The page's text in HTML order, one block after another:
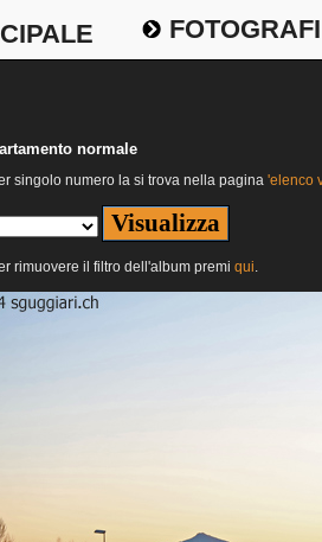
normale
singolo numero la si trova nella pagina 'elenco
rimuovere il filtro dell'album premi qui.